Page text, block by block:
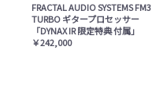
FRACTAL AUDIO SYSTEMS FM3
TURBO ギタープロセッサー
「DYNAX IR 限定特典 付属」
￥242,000